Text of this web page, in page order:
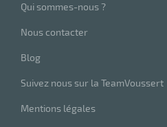
Qui sommes-nous ?
Nous contacter
Blog
Suivez nous sur la TeamVoussert
Mentions légales